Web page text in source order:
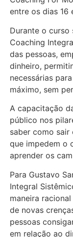
entre os dias 16
Durante o curso
Coaching
das pessoas,
dinheiro,
necessárias
máximo, sem
A capacitação
público nos
saber como
que impedem o
aprender os
Para Gustavo
Integral
maneira
de novas
pessoas
em relação ao